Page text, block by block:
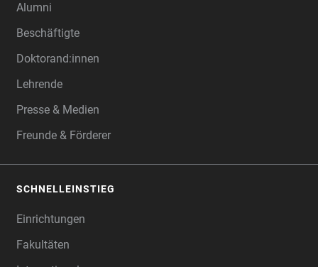
Alumni
Beschäftigte
Doktorand:innen
Lehrende
Presse & Medien
Freunde & Förderer
SCHNELLEINSTIEG
Einrichtungen
Fakultäten